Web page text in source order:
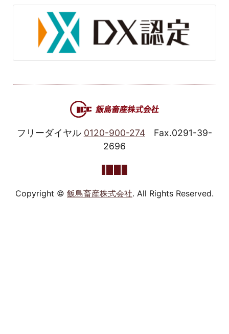
フリーダイヤル 0120-900-274
Fax.0291-39-
2696
Copyright © 飯島畜産株式会社. All Rights Reserved.